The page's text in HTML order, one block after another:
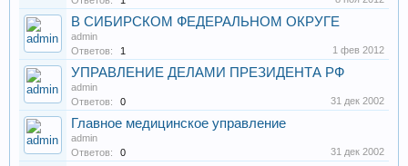
В СИБИРСКОМ ФЕДЕРАЛЬНОМ ОКРУГЕ
admin
Ответов:
1 1 фев 2012
УПРАВЛЕНИЕ ДЕЛАМИ ПРЕЗИДЕНТА РФ
admin
Ответов:
0 31 дек 2002
Главное медицинское управление
admin
Ответов:
0 31 дек 2002